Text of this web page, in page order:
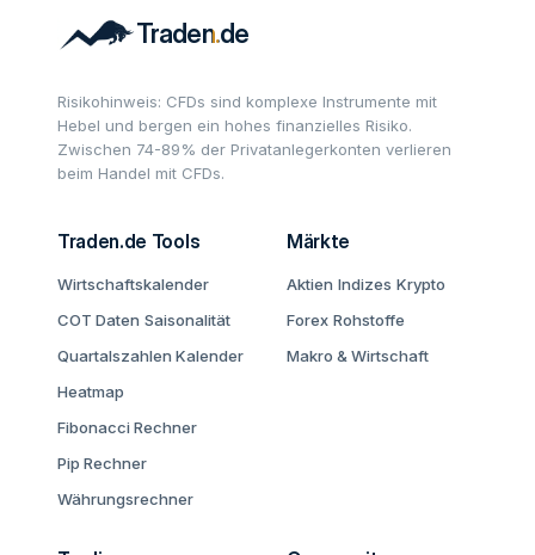
Risikohinweis: CFDs sind komplexe Instrumente mit
Hebel und bergen ein hohes finanzielles Risiko.
Zwischen 74-89% der Privatanlegerkonten verlieren
beim Handel mit CFDs.
Traden.de Tools
Wirtschaftskalender
COT Daten Saisonalität
Quartalszahlen Kalender
Heatmap
Fibonacci Rechner
Pip Rechner
Währungsrechner
Märkte
Aktien Indizes Krypto
Forex Rohstoffe
Makro & Wirtschaft